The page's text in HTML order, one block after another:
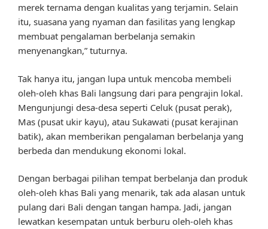
merek ternama dengan kualitas yang terjamin. Selain
itu, suasana yang nyaman dan fasilitas yang lengkap
membuat pengalaman berbelanja semakin
menyenangkan,” tuturnya.
Tak hanya itu, jangan lupa untuk mencoba membeli
oleh-oleh khas Bali langsung dari para pengrajin lokal.
Mengunjungi desa-desa seperti Celuk (pusat perak),
Mas (pusat ukir kayu), atau Sukawati (pusat kerajinan
batik), akan memberikan pengalaman berbelanja yang
berbeda dan mendukung ekonomi lokal.
Dengan berbagai pilihan tempat berbelanja dan produk
oleh-oleh khas Bali yang menarik, tak ada alasan untuk
pulang dari Bali dengan tangan hampa. Jadi, jangan
lewatkan kesempatan untuk berburu oleh-oleh khas